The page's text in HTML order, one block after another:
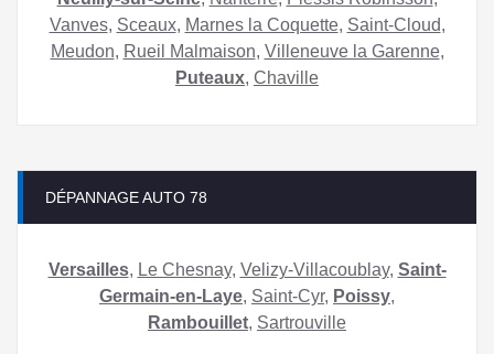
Vanves, Sceaux, Marnes la Coquette, Saint-Cloud,
Meudon, Rueil Malmaison, Villeneuve la Garenne,
Puteaux, Chaville
DÉPANNAGE AUTO 78
Versailles, Le Chesnay, Velizy-Villacoublay, Saint-
Germain-en-Laye, Saint-Cyr, Poissy,
Rambouillet, Sartrouville